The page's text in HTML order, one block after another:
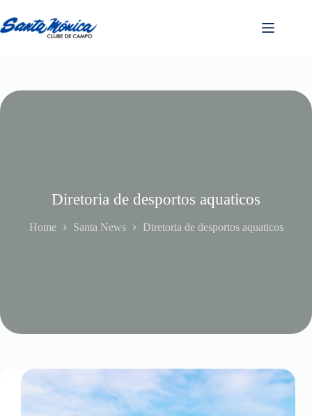
Diretoria de desportos aquaticos
Home Santa News Diretoria de desportos aquaticos